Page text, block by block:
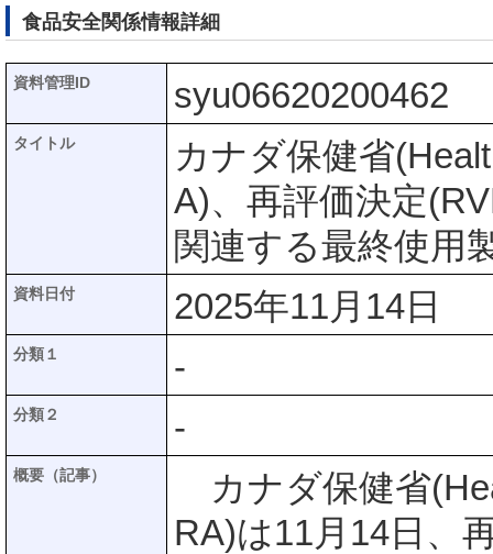
食品安全関係情報詳細
資料管理ID syu06620200462
タイトル
カナダ保健省
A)、再評価決定
関連する最終使用
資料日付 2025年11月14日
分類１ -
分類２ -
概要（記事）
カナダ保健省
RA)は11月14日、